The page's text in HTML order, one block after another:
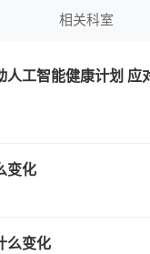
相关科室
工智能健康计划 应
变化
么变化